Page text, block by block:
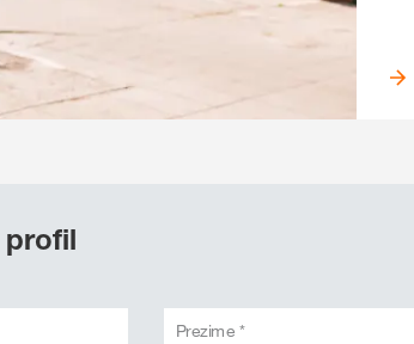
profil
Prezime *